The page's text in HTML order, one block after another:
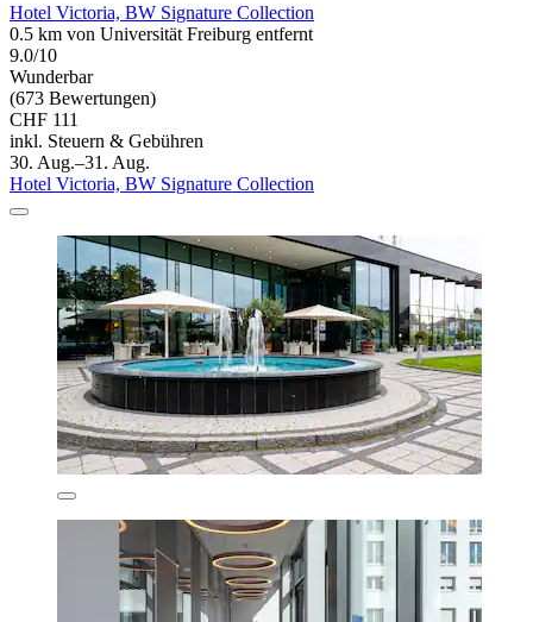
Hotel Victoria, BW Signature Collection
0.5 km von Universität Freiburg entfernt
9.0/10
Wunderbar
(673 Bewertungen)
CHF 111
inkl. Steuern & Gebühren
30. Aug.–31. Aug.
Hotel Victoria, BW Signature Collection